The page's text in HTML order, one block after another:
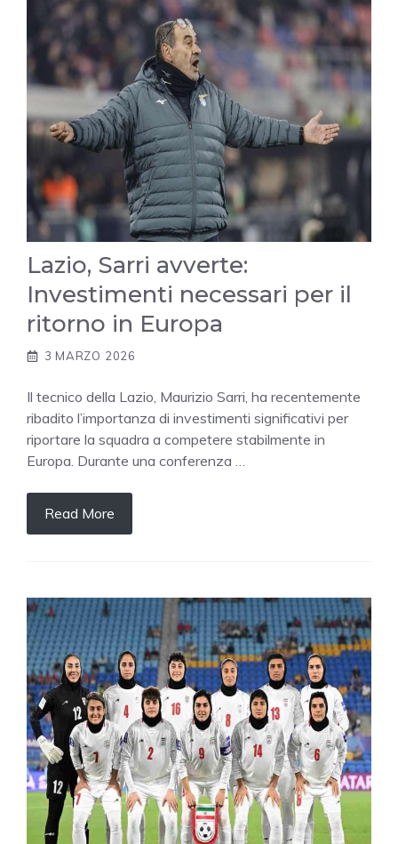
Lazio, Sarri avverte:
Investimenti necessari per il
ritorno in Europa
3 MARZO 2026
Il tecnico della Lazio, Maurizio Sarri, ha recentemente
ribadito l’importanza di investimenti significativi per
riportare la squadra a competere stabilmente in
Europa. Durante una conferenza …
Read More